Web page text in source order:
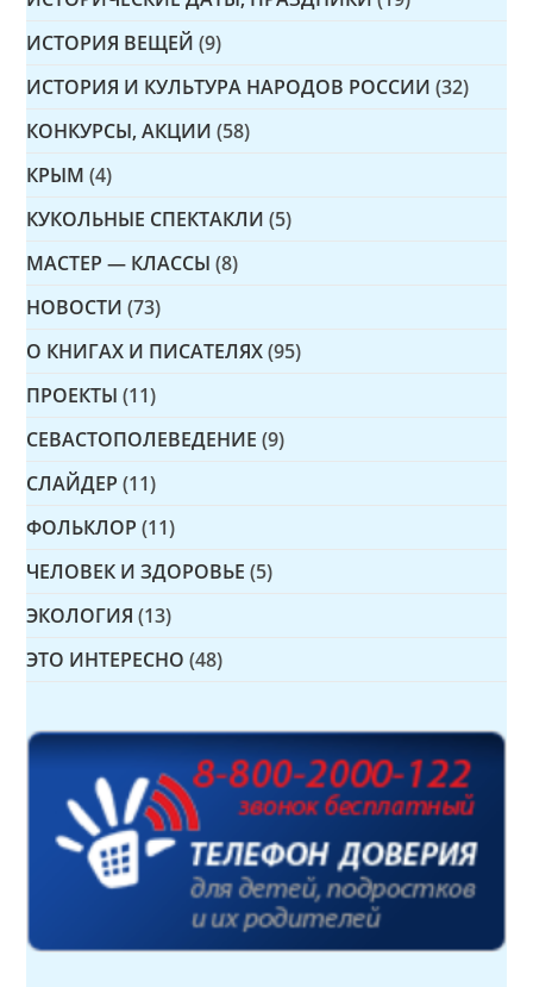
ИСТОРИЯ ВЕЩЕЙ (9)
ИСТОРИЯ И КУЛЬТУРА НАРОДОВ РОССИИ (32)
КОНКУРСЫ, АКЦИИ (58)
КРЫМ (4)
КУКОЛЬНЫЕ СПЕКТАКЛИ (5)
МАСТЕР — КЛАССЫ (8)
НОВОСТИ (73)
О КНИГАХ И ПИСАТЕЛЯХ (95)
ПРОЕКТЫ (11)
СЕВАСТОПОЛЕВЕДЕНИЕ (9)
СЛАЙДЕР (11)
ФОЛЬКЛОР (11)
ЧЕЛОВЕК И ЗДОРОВЬЕ (5)
ЭКОЛОГИЯ (13)
ЭТО ИНТЕРЕСНО (48)